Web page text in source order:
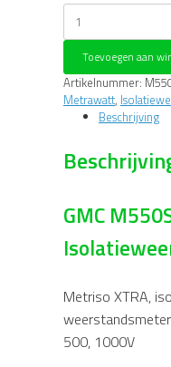
Metriso
XTRA
1000V
aantal
Toevoegen aan
Artikelnummer:
Metrawatt,
Beschrijving
GMC
Metriso XTRA,
500, 1000V